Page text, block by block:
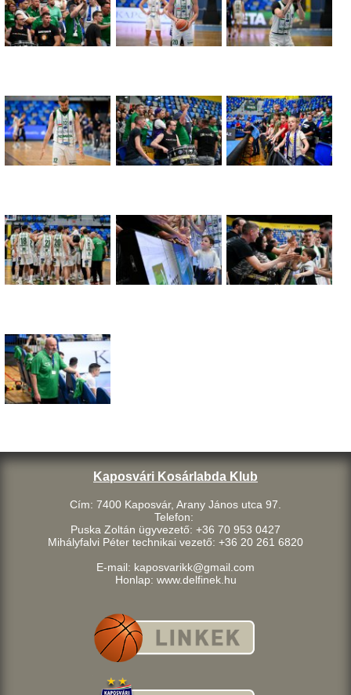
Kaposvári Kosárlabda Klub
Cím: 7400 Kaposvár, Arany János utca 97.
Telefon:
Puska Zoltán ügyvezető: +36 70 953 0427
Mihályfalvi Péter technikai vezető: +36 20 261 6820
E-mail: kaposvarikk@gmail.com
Honlap: www.delfinek.hu